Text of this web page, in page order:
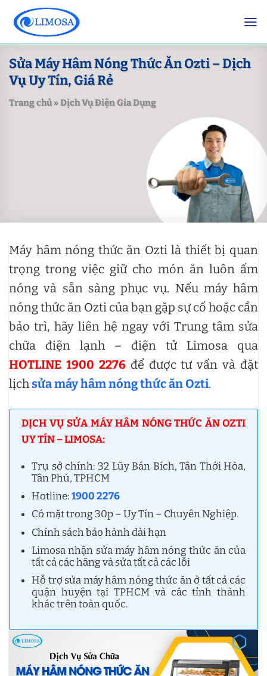
content
Sửa Máy Hâm Nóng Thức Ăn Ozti – Dịch
Vụ Uy Tín, Giá Rẻ
Trang chủ»Dịch Vụ Điện Gia Dụng
Máy hâm nóng thức ăn Ozti là thiết bị quan
trọng trong việc giữ cho món ăn luôn ấm
nóng và sẵn sàng phục vụ. Nếu máy hâm
nóng thức ăn Ozti của bạn gặp sự cố hoặc cần
bảo trì, hãy liên hệ ngay với Trung tâm sửa
chữa điện lạnh – điện tử Limosa qua
HOTLINE 1900 2276để được tư vấn và đặt
lịchsửa máy hâm nóng thức ăn Ozti.
DỊCH VỤ SỬA MÁY HÂM NÓNG THỨC ĂN OZTI
UY TÍN – LIMOSA:
Trụ sở chính: 32 Lũy Bán Bích, Tân Thới Hòa,
Tân Phú, TPHCM
Hotline:1900 2276
Có mặt trong 30p – Uy Tín – Chuyên Nghiệp.
Chính sách bảo hành dài hạn
Limosa nhận sửa máy hâm nóng thức ăn của
tất cả các hãng và sửa tất cả các lỗi
Hỗ trợ sửa máy hâm nóng thức ăn ở tất cả các
quận huyện tại TPHCM và các tỉnh thành
khác trên toàn quốc.